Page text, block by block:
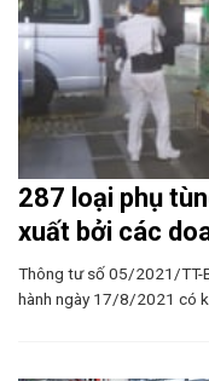
287 loại phụ
xuất bởi các
Thông tư số 05/2021/TT-
hành ngày 17/8/2021 có